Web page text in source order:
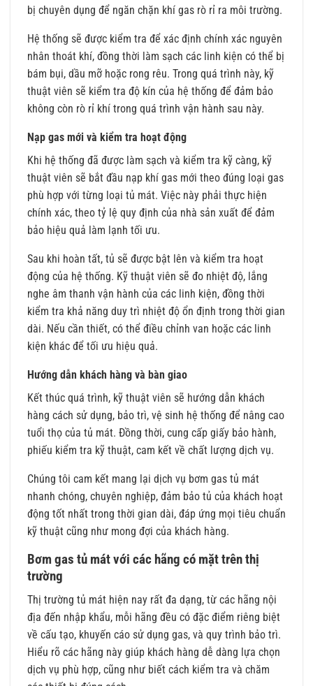
bị chuyên dụng để ngăn chặn khí gas rò rỉ ra môi trường.
Hệ thống sẽ được kiểm tra để xác định chính xác nguyên
nhân thoát khí, đồng thời làm sạch các linh kiện có thể bị
bám bụi, dầu mỡ hoặc rong rêu. Trong quá trình này, kỹ
thuật viên sẽ kiểm tra độ kín của hệ thống để đảm bảo
không còn rò rỉ khí trong quá trình vận hành sau này.
Nạp gas mới và kiểm tra hoạt động
Khi hệ thống đã được làm sạch và kiểm tra kỹ càng, kỹ
thuật viên sẽ bắt đầu nạp khí gas mới theo đúng loại gas
phù hợp với từng loại tủ mát. Việc này phải thực hiện
chính xác, theo tỷ lệ quy định của nhà sản xuất để đảm
bảo hiệu quả làm lạnh tối ưu.
Sau khi hoàn tất, tủ sẽ được bật lên và kiểm tra hoạt
động của hệ thống. Kỹ thuật viên sẽ đo nhiệt độ, lắng
nghe âm thanh vận hành của các linh kiện, đồng thời
kiểm tra khả năng duy trì nhiệt độ ổn định trong thời gian
dài. Nếu cần thiết, có thể điều chỉnh van hoặc các linh
kiện khác để tối ưu hiệu quả.
Hướng dẫn khách hàng và bàn giao
Kết thúc quá trình, kỹ thuật viên sẽ hướng dẫn khách
hàng cách sử dụng, bảo trì, vệ sinh hệ thống để nâng cao
tuổi thọ của tủ mát. Đồng thời, cung cấp giấy bảo hành,
phiếu kiểm tra kỹ thuật, cam kết về chất lượng dịch vụ.
Chúng tôi cam kết mang lại dịch vụ bơm gas tủ mát
nhanh chóng, chuyên nghiệp, đảm bảo tủ của khách hoạt
động tốt nhất trong thời gian dài, đáp ứng mọi tiêu chuẩn
kỹ thuật cũng như mong đợi của khách hàng.
Bơm gas tủ mát với các hãng có mặt trên thị
trường
Thị trường tủ mát hiện nay rất đa dạng, từ các hãng nội
địa đến nhập khẩu, mỗi hãng đều có đặc điểm riêng biệt
về cấu tạo, khuyến cáo sử dụng gas, và quy trình bảo trì.
Hiểu rõ các hãng này giúp khách hàng dễ dàng lựa chọn
dịch vụ phù hợp, cũng như biết cách kiểm tra và chăm